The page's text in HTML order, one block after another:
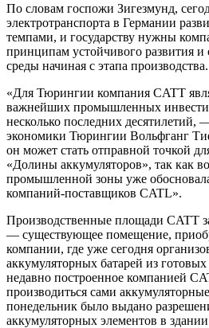
По словам госпожи Зигезмунд,
электротранспорта в Германии
темпами, и государству нужны
принципам устойчивого развития
среды начиная с этапа производства.
«Для Тюрингии компания CATT
важнейших промышленных
несколько последних десятилетий,
экономики Тюрингии Вольфганг
он может стать отправной точкой
«Долины аккумуляторов», так как
промышленной зоны уже
компаний-поставщиков CATL».
Производственные площади CATT
— существующее помещение,
компании, где уже сегодня
аккумуляторных батарей из
недавно построенное компанией
производиться сами
понедельник было выдано
аккумуляторных элементов в